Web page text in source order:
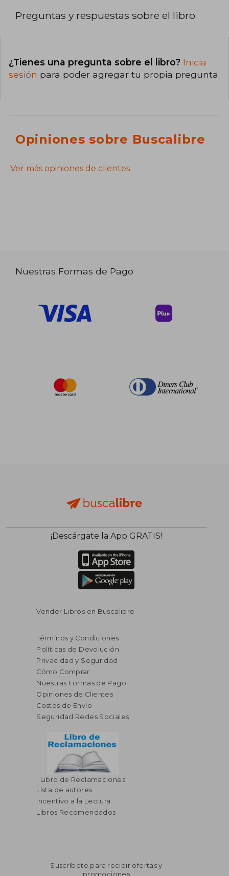
Preguntas y respuestas sobre el libro
¿Tienes una pregunta sobre el libro? Inicia
sesión para poder agregar tu propia pregunta.
Opiniones sobre Buscalibre
Ver más opiniones de clientes
Nuestras Formas de Pago
¡Descárgate la App GRATIS!
Vender Libros en Buscalibre
Términos y Condiciones
Políticas de Devolución
Privacidad y Seguridad
Cómo Comprar
Nuestras Formas de Pago
Opiniones de Clientes
Costos de Envío
Seguridad Redes Sociales
Libro de Reclamaciones
Lista de autores
Incentivo a la Lectura
Libros Recomendados
Suscríbete para recibir ofertas y
promociones